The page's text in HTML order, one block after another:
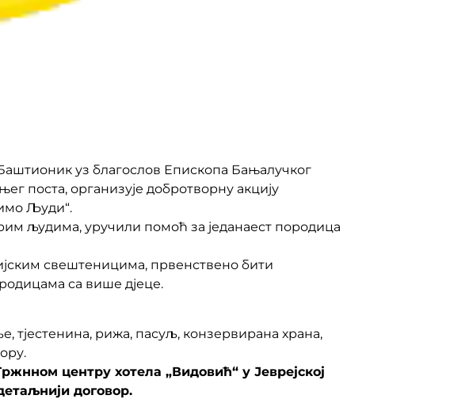
уз благослов Епископа Бањалучког
поста, организује добротворну акцију
Људи“.
људима, уручили помоћ за једанаест породица
свештеницима, првенствено бити
са више дјеце.
рижа, пасуљ, конзервирана храна,
центру хотела „Видовић“ у Јеврејској
договор.